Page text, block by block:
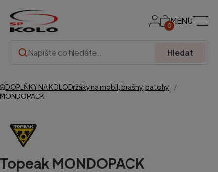
0MENU
Hledat
DOPLŇKY NA KOLODržáky na mobil, brašny, batohy
MONDOPACK
Topeak MONDOPACK